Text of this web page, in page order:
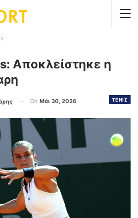
Αποκλείστηκε η
ΤΕΝΙΣ
On Μάι 30, 2026